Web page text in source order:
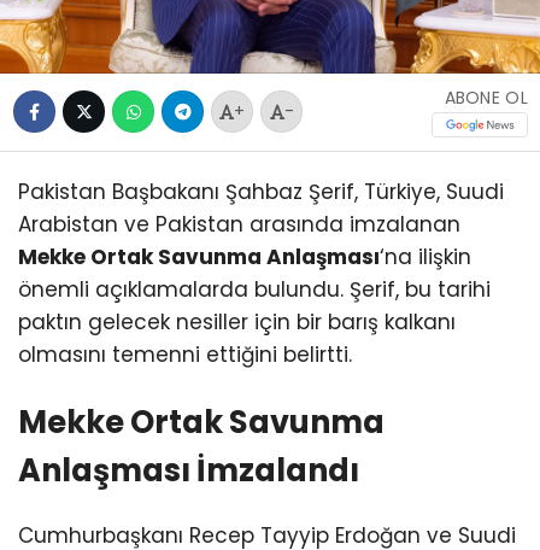
+ -
ABONE OL
Pakistan Başbakanı Şahbaz Şerif, Türkiye, Suudi
Arabistan ve Pakistan arasında imzalanan
Mekke Ortak Savunma Anlaşması‘na ilişkin
önemli açıklamalarda bulundu. Şerif, bu tarihi
paktın gelecek nesiller için bir barış kalkanı
olmasını temenni ettiğini belirtti.
Mekke Ortak Savunma
Anlaşması İmzalandı
Cumhurbaşkanı Recep Tayyip Erdoğan ve Suudi